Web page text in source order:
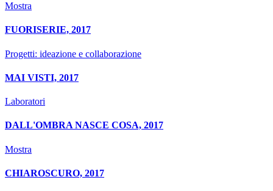
Mostra
FUORISERIE, 2017
Progetti: ideazione e collaborazione
MAI VISTI, 2017
Laboratori
DALL'OMBRA NASCE COSA, 2017
Mostra
CHIAROSCURO, 2017